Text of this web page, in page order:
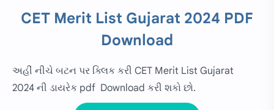
CET Merit List Gujarat 2024 PDF
Download
અહીં નીચે બટન પર ક્લિક કરી CET Merit List Gujarat
2024 ની ડાયરેક pdf Download કરી શકો છો.